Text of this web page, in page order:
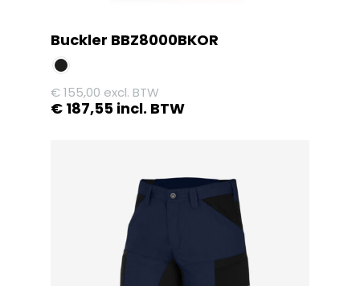
Buckler BBZ8000BKOR
€155,00 excl. BTW
€ 187,55 incl. BTW